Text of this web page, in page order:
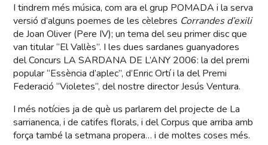
I tindrem més música, com ara el grup POMADA i la serva
versió d’alguns poemes de les cèlebres Corrandes d’exili
de Joan Oliver (Pere IV); un tema del seu primer disc que
van titular “El Vallès”. I les dues sardanes guanyadores
del Concurs LA SARDANA DE L’ANY 2006: la del premi
popular “Essència d’aplec”, d’Enric Ortí i la del Premi
Federació “Violetes”, del nostre director Jesús Ventura.
I més notícies ja de què us parlarem del projecte de La
sarrianenca, i de catifes florals, i del Corpus que arriba amb
força també la setmana propera… i de moltes coses més.